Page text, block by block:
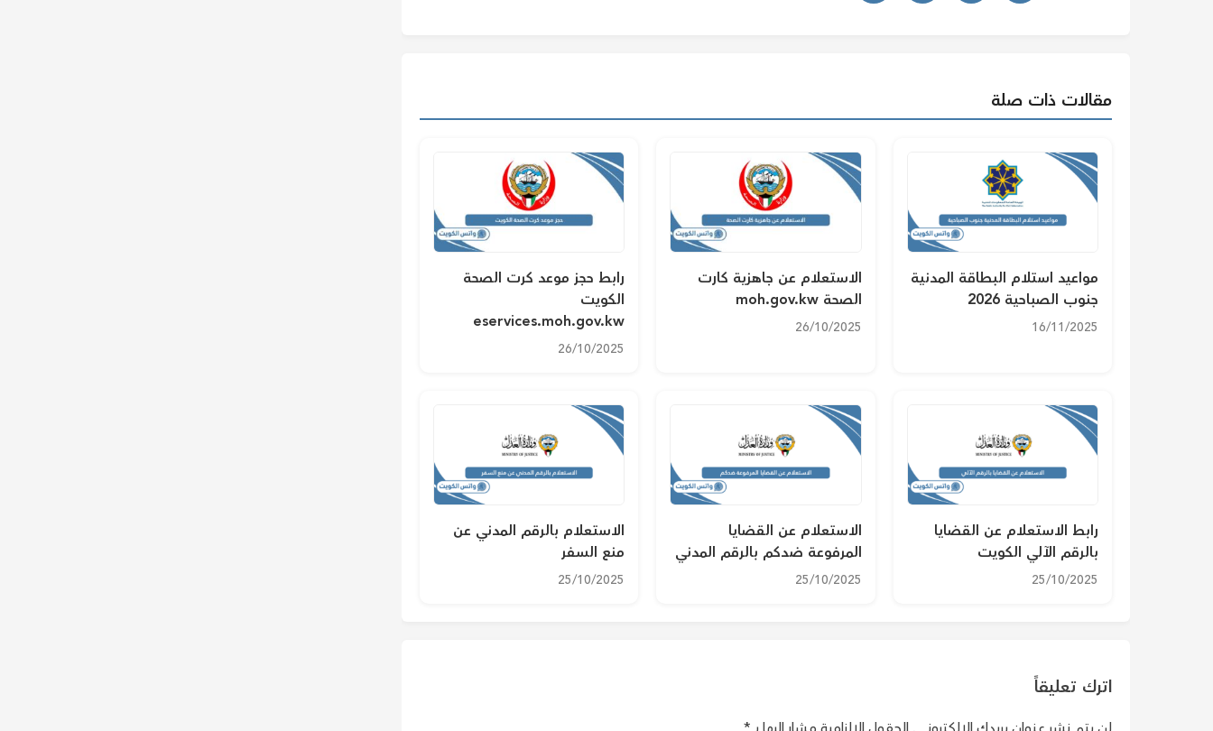
مقالات ذات صلة
مواعيد استلام البطاقة المدنية
جنوب الصباحية 2026
16/11/2025
الاستعلام عن جاهزية كارت
الصحة moh.gov.kw
26/10/2025
رابط حجز موعد كرت الصحة
الكويت
eservices.moh.gov.kw
26/10/2025
رابط الاستعلام عن القضايا
بالرقم الآلي الكويت
25/10/2025
الاستعلام عن القضايا
المرفوعة ضدكم بالرقم المدني
25/10/2025
الاستعلام بالرقم المدني عن
منع السفر
25/10/2025
اترك تعليقاً